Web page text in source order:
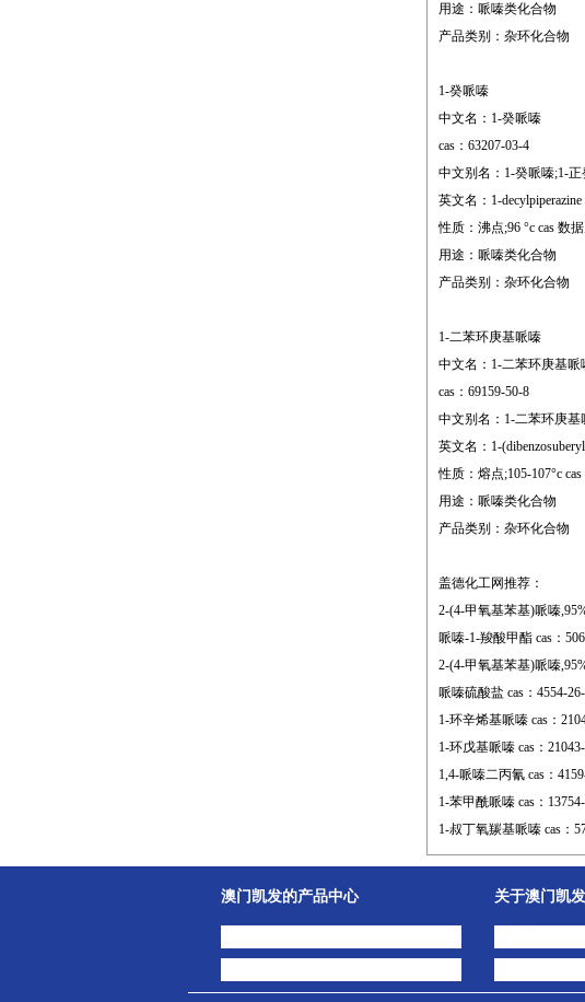
用途：哌嗪类化合物
产品类别：杂环化合物
1-癸哌嗪
中文名：1-癸哌嗪
cas：63207-03-4
中文别名：1-癸哌嗪;1-
英文名：1-decylpiperazine
性质：沸点;96 °c cas 数据
用途：哌嗪类化合物
产品类别：杂环化合物
1-二苯环庚基哌嗪
中文名：1-二苯环庚基哌
cas：69159-50-8
中文别名：1-二苯环庚
英文名：1-
性质：熔点;105-107°c cas
用途：哌嗪类化合物
产品类别：杂环化合物
盖德化工网推荐：
2-(4-甲氧基苯基)哌嗪
哌嗪-1-羧酸甲酯 cas：
2-(4-甲氧基苯基)哌嗪
哌嗪硫酸盐 cas：4554-
1-环辛烯基哌嗪 cas：
1-环戊基哌嗪 cas：
1,4-哌嗪二丙氰 cas：
1-苯甲酰哌嗪 cas：
1-叔丁氧羰基哌嗪 cas：
澳门凯发的产品中心 关于澳门凯发